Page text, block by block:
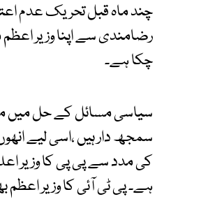
چند ماہ قبل تحریک عدم
چکا ہے۔
سیاسی مسائل کے حل میں
سمجھ دار ہیں ،اسی لیے
کی مدد سے پی پی کا وزیر
ہے۔ پی ٹی آئی کا وزیر